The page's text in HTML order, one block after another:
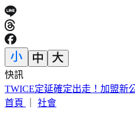
快訊
方志友離婚前暴瘦10公斤 談
首頁
社會